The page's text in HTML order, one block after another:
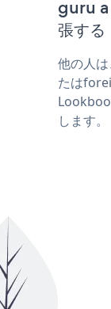
guru
張する
他の人
たは
します。